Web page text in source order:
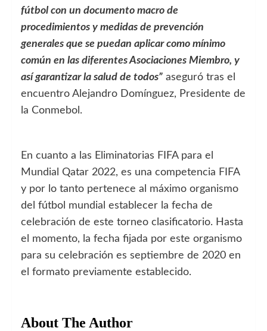
fútbol con un documento macro de
procedimientos y medidas de prevención
generales que se puedan aplicar como mínimo
común en las diferentes Asociaciones Miembro, y
así garantizar la salud de todos” aseguró tras el
encuentro Alejandro Domínguez, Presidente de
la Conmebol.
En cuanto a las Eliminatorias FIFA para el
Mundial Qatar 2022, es una competencia FIFA
y por lo tanto pertenece al máximo organismo
del fútbol mundial establecer la fecha de
celebración de este torneo clasificatorio. Hasta
el momento, la fecha fijada por este organismo
para su celebración es septiembre de 2020 en
el formato previamente establecido.
About The Author